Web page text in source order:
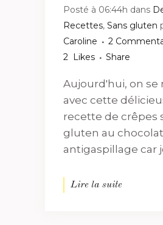
Posté à 06:44h dans
Recettes, Sans gluten
Caroline
2
2
Likes Share
Aujourd'hui, on se
avec cette
recette de crêpes
gluten au
antigaspillage car
Lire la suite